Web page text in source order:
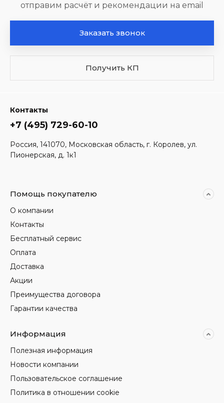
отправим расчёт и рекомендации на email
Заказать звонок
Получить КП
Контакты
+7 (495) 729-60-10
Россия, 141070, Московская область, г. Королев, ул.
Пионерская, д. 1к1
Помощь покупателю
О компании
Контакты
Бесплатный сервис
Оплата
Доставка
Акции
Преимущества договора
Гарантии качества
Информация
Полезная информация
Новости компании
Пользовательское соглашение
Политика в отношении cookie